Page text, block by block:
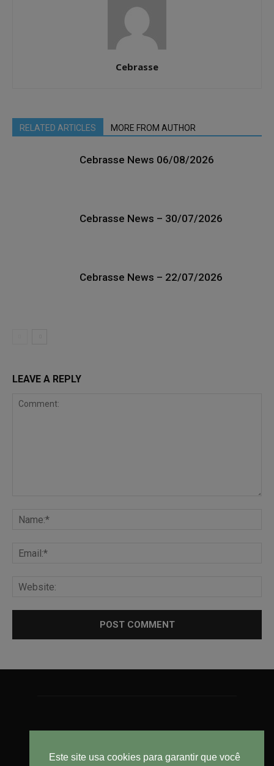
Cebrasse
RELATED ARTICLES MORE FROM AUTHOR
Cebrasse News 06/08/2026
Cebrasse News – 30/07/2026
Cebrasse News – 22/07/2026
LEAVE A REPLY
Este site usa cookies para garantir que você